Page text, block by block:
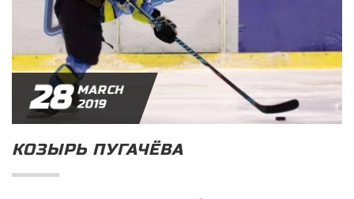
28 MARCH
2019
КОЗЫРЬ ПУГАЧЁВА